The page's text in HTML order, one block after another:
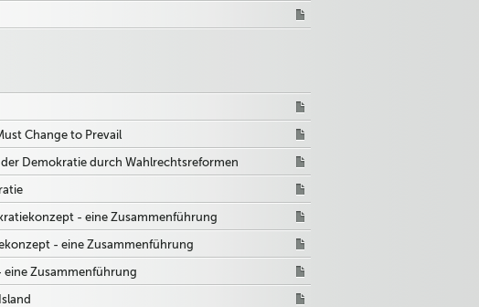
Change to Prevail
Demokratie durch Wahlrechtsreformen
- eine Zusammenführung
- eine Zusammenführung
eine Zusammenführung